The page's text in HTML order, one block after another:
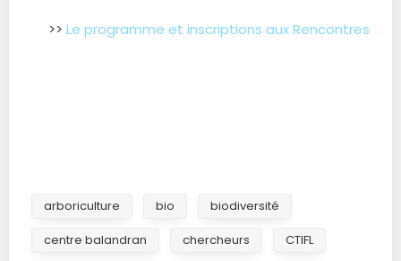
>> Le programme et inscriptions aux Rencontres
arboriculture bio
biodiversité
centre balandran
chercheurs
CTIFL